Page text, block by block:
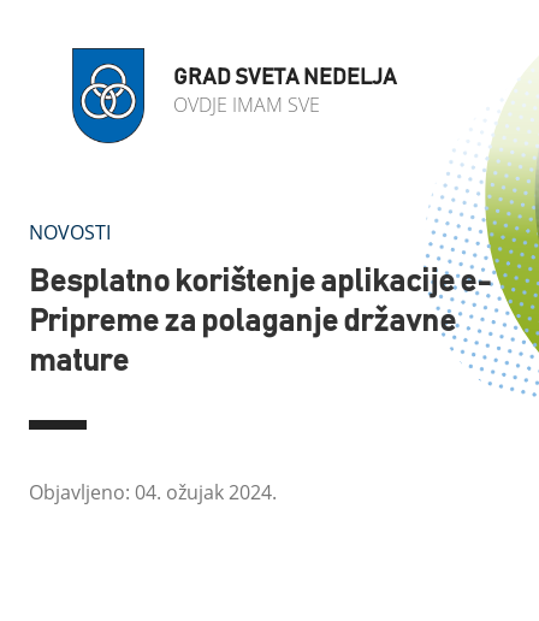
GRAD SVETA NEDELJA
OVDJE IMAM SVE
NOVOSTI
Besplatno korištenje aplikacije e-
Pripreme za polaganje državne
mature
Objavljeno: 04. ožujak 2024.